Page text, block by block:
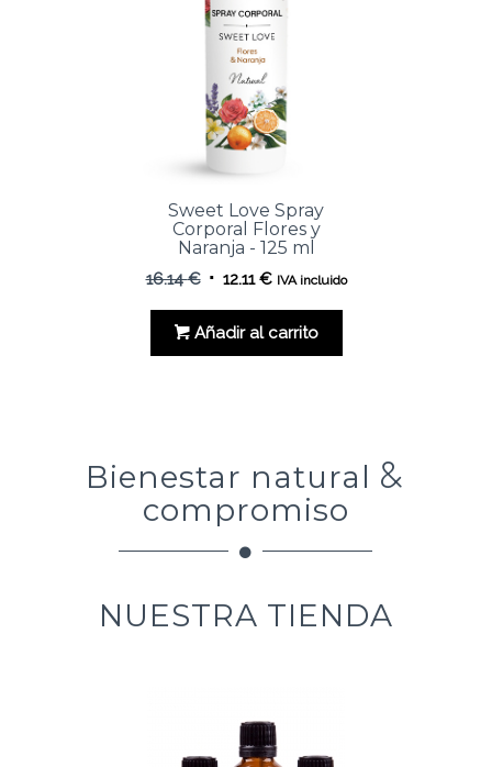
Sweet Love Spray
Corporal Flores y
Naranja - 125 ml
16.14€ El
original
era:
12.11€El
actual
es:
IVA incluido
Añadir al carrito
Bienestar natural &
compromiso
NUESTRA TIENDA